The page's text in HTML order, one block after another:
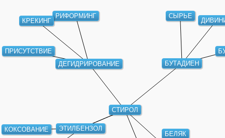
СТИРОЛ
ЭТИЛБЕНЗОЛ
ДЕГИДРИРОВАНИЕ БУТАДИЕН
КОКСОВАНИЕ
РИФОРМИНГ
КРЕКИНГ
ПРИСУТСТВИЕ
БЕЛЯК
СЫРЬЕ